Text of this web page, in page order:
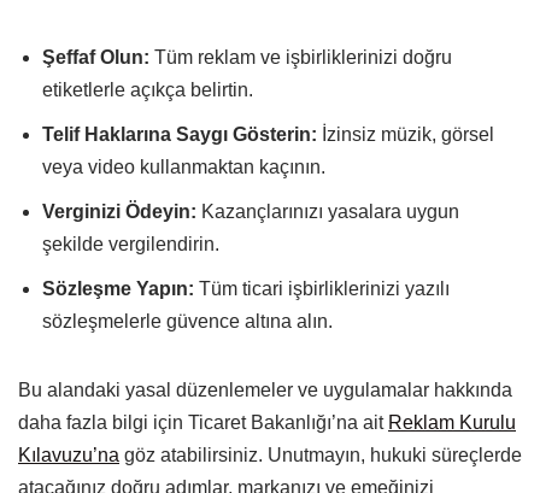
Şeffaf Olun: Tüm reklam ve işbirliklerinizi doğru
etiketlerle açıkça belirtin.
Telif Haklarına Saygı Gösterin: İzinsiz müzik, görsel
veya video kullanmaktan kaçının.
Verginizi Ödeyin: Kazançlarınızı yasalara uygun
şekilde vergilendirin.
Sözleşme Yapın: Tüm ticari işbirliklerinizi yazılı
sözleşmelerle güvence altına alın.
Bu alandaki yasal düzenlemeler ve uygulamalar hakkında
daha fazla bilgi için Ticaret Bakanlığı’na ait Reklam Kurulu
Kılavuzu’na göz atabilirsiniz. Unutmayın, hukuki süreçlerde
atacağınız doğru adımlar, markanızı ve emeğinizi